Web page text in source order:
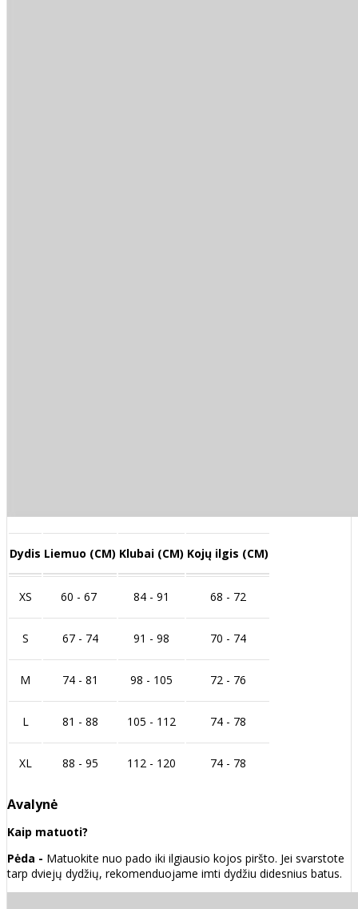
Dydis Liemuo (CM) Klubai (CM) Kojų ilgis (CM)
XS 60 - 67 84 - 91 68 - 72
S 67 - 74 91 - 98 70 - 74
M 74 - 81 98 - 105 72 - 76
L 81 - 88 105 - 112 74 - 78
XL 88 - 95 112 - 120 74 - 78
Avalynė
Kaip matuoti?
Pėda - Matuokite nuo pado iki ilgiausio kojos piršto. Jei svarstote
tarp dviejų dydžių, rekomenduojame imti dydžiu didesnius batus.